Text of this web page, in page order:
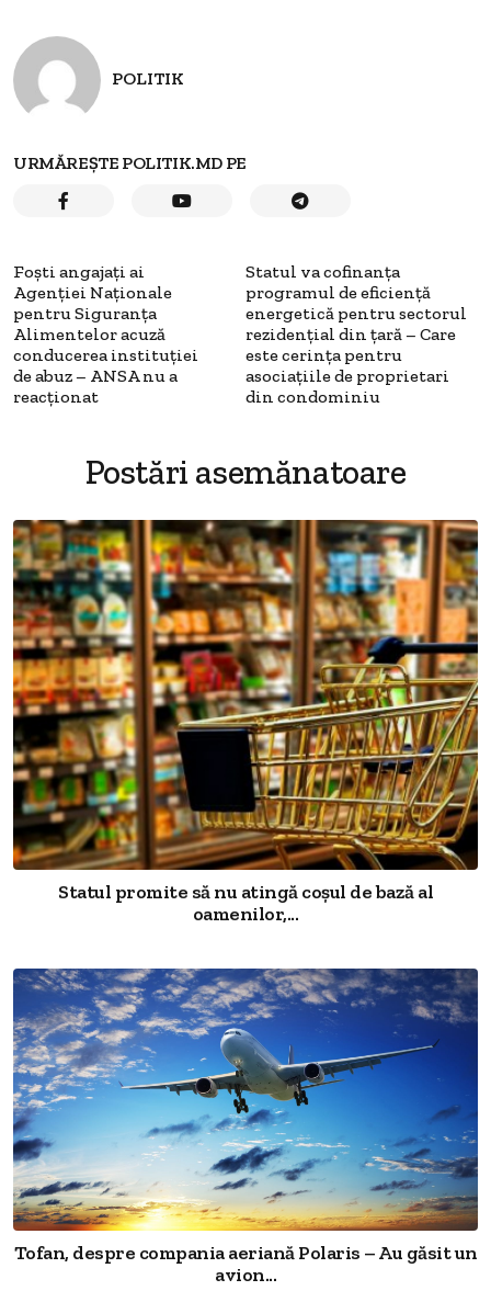
POLITIK
URMĂREȘTE POLITIK.MD PE
Foști angajați ai
Agenţiei Naţionale
pentru Siguranţa
Alimentelor acuză
conducerea instituției
de abuz – ANSA nu a
reacționat
Statul va cofinanța
programul de eficiență
energetică pentru sectorul
rezidențial din țară – Care
este cerința pentru
asociațiile de proprietari
din condominiu
Postări asemănatoare
Statul promite să nu atingă coșul de bază al
oamenilor,...
Tofan, despre compania aeriană Polaris – Au găsit un
avion...